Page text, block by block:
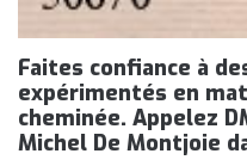
Faites confiance à
expérimentés en
cheminée. Appelez
Michel De Montjoie